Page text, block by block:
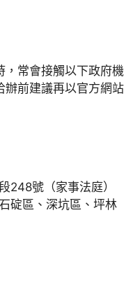
，常會接觸以下政府機
辦前建議再以官方網站
248號（家事法庭）
碇區、深坑區、坪林